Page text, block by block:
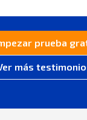
prueba
más